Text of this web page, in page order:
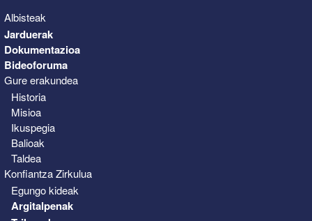
Albisteak
Jarduerak
Dokumentazioa
Bideoforuma
Gure erakundea
Historia
Misioa
Ikuspegia
Balioak
Taldea
Konfiantza Zirkulua
Egungo kideak
Argitalpenak